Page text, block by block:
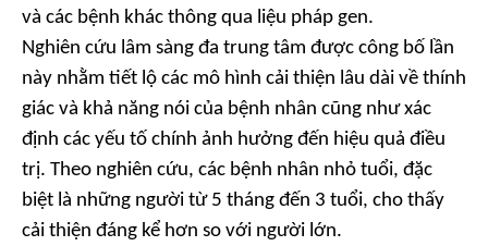
và các bệnh khác thông qua liệu pháp gen.
Nghiên cứu lâm sàng đa trung tâm được công bố lần
này nhằm tiết lộ các mô hình cải thiện lâu dài về thính
giác và khả năng nói của bệnh nhân cũng như xác
định các yếu tố chính ảnh hưởng đến hiệu quả điều
trị. Theo nghiên cứu, các bệnh nhân nhỏ tuổi, đặc
biệt là những người từ 5 tháng đến 3 tuổi, cho thấy
cải thiện đáng kể hơn so với người lớn.